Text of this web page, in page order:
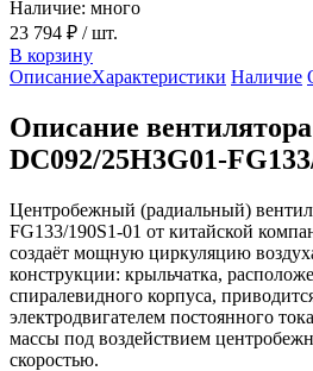
Наличие: много
23 794 ₽ / шт.
В корзину
ОписаниеХарактеристики Наличие
Описание вентилятора
DC092/25H3G01-
Центробежный (радиальный)
FG133/190S1-01 от китайской
создаёт мощную циркуляцию
конструкции: крыльчатка,
спиралевидного корпуса,
электродвигателем постоянного
массы под воздействием
скоростью.